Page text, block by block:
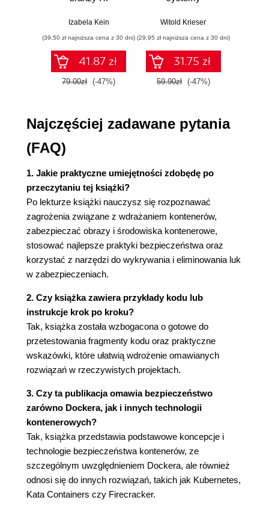
Mechanizm właściwości jądra systemu Linux 33
Podniesienie uprawnień 35
Podsumowanie 36
3. Grupy kontrolne 37
Definiowanie ograniczeń dla zasobów 40
Używanie grup kontrolnych z Dockerem 42
Podsumowanie 44
4. Izolacja kontenera 45
Przestrzenie nazw systemu Linux 46
Izolacja nazwy hosta 47
Izolowanie identyfikatorów procesów 49
Zmiana katalogu głównego 52
Połączenie przestrzeni nazw i zmiany katalogu
Przestrzeń nazw punktów montowania 55
Przestrzeń nazw sieci 57
Przestrzeń nazw użytkownika 59
Ograniczenia przestrzeni nazw użytkownika
w Dockerze 61
Przestrzeń nazw IPC 62
Przestrzeń nazw grup kontrolnych 63
Proces kontenera z perspektywy systemu
komputera gospodarza 64
Maszyny gospodarza kontenera 65
Podsumowanie 67
5. Maszyna wirtualna 69
Uruchomienie komputera 69
Poznaj VMM 70
przykłady i
Izabela Kein
(39,50 zł najniższa cena z 30 dni)
41.87 zł
79.00zł (-47%)
pigułce
Witold Krieser
(29,95 zł najniższa cena z 30 dni)
31.75 zł
59.90zł (-47%)
Najczęściej zadawane pytania
(FAQ)
1. Jakie praktyczne umiejętności zdobędę po
przeczytaniu tej książki?
Po lekturze książki nauczysz się rozpoznawać
zagrożenia związane z wdrażaniem kontenerów,
zabezpieczać obrazy i środowiska kontenerowe,
stosować najlepsze praktyki bezpieczeństwa oraz
korzystać z narzędzi do wykrywania i eliminowania luk
w zabezpieczeniach.
2. Czy książka zawiera przykłady kodu lub
instrukcje krok po kroku?
Tak, książka została wzbogacona o gotowe do
przetestowania fragmenty kodu oraz praktyczne
wskazówki, które ułatwią wdrożenie omawianych
rozwiązań w rzeczywistych projektach.
3. Czy ta publikacja omawia bezpieczeństwo
zarówno Dockera, jak i innych technologii
kontenerowych?
Tak, książka przedstawia podstawowe koncepcje i
technologie bezpieczeństwa kontenerów, ze
szczególnym uwzględnieniem Dockera, ale również
odnosi się do innych rozwiązań, takich jak Kubernetes,
Kata Containers czy Firecracker.